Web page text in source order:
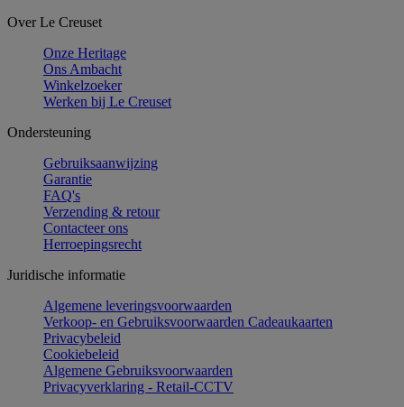
Over Le Creuset
Onze Heritage
Ons Ambacht
Winkelzoeker
Werken bij Le Creuset
Ondersteuning
Gebruiksaanwijzing
Garantie
FAQ's
Verzending & retour
Contacteer ons
Herroepingsrecht
Juridische informatie
Algemene leveringsvoorwaarden
Verkoop- en Gebruiksvoorwaarden Cadeaukaarten
Privacybeleid
Cookiebeleid
Algemene Gebruiksvoorwaarden
Privacyverklaring - Retail-CCTV